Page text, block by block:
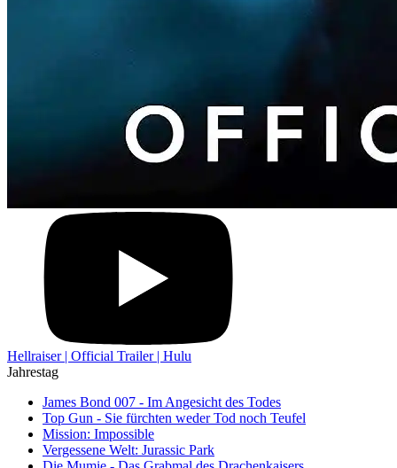
Hellraiser | Official Trailer | Hulu
Jahrestag
James Bond 007 - Im Angesicht des Todes
Top Gun - Sie fürchten weder Tod noch Teufel
Mission: Impossible
Vergessene Welt: Jurassic Park